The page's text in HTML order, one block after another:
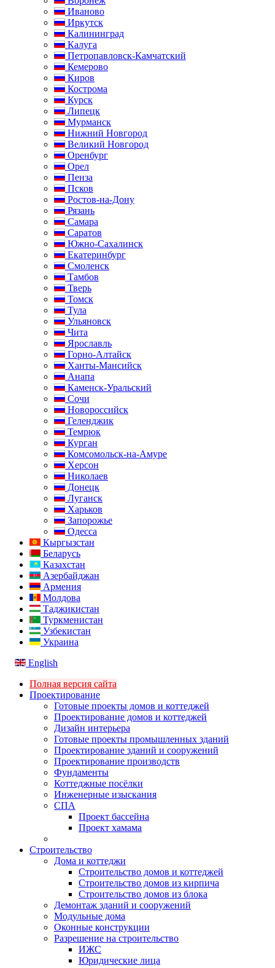
Иваново
Иркутск
Калининград
Калуга
Петропавловск-Камчатский
Кемерово
Киров
Кострома
Курск
Липецк
Мурманск
Нижний Новгород
Великий Новгород
Оренбург
Орел
Пенза
Псков
Ростов-на-Дону
Рязань
Самара
Саратов
Южно-Сахалинск
Екатеринбург
Смоленск
Тамбов
Тверь
Томск
Тула
Ульяновск
Чита
Ярославль
Горно-Алтайск
Ханты-Мансийск
Анапа
Каменск-Уральский
Сочи
Новороссийск
Геленджик
Темрюк
Курган
Комсомольск-на-Амуре
Херсон
Николаев
Донецк
Луганск
Харьков
Запорожье
Одесса
Кыргызстан
Беларусь
Казахстан
Азербайджан
Армения
Молдова
Таджикистан
Туркменистан
Узбекистан
Украина
English
Полная версия сайта
Проектирование
Готовые проекты домов и коттеджей
Проектирование домов и коттеджей
Дизайн интерьера
Готовые проекты промышленных зданий
Проектирование зданий и сооружений
Проектирование производств
Фундаменты
Коттеджные посёлки
Инженерные изыскания
СПА
Проект бассейна
Проект хамама
Строительство
Дома и коттеджи
Строительство домов и коттеджей
Строительство домов из кирпича
Строительство домов из блока
Демонтаж зданий и сооружений
Модульные дома
Оконные конструкции
Разрешение на строительство
ИЖС
Юридические лица